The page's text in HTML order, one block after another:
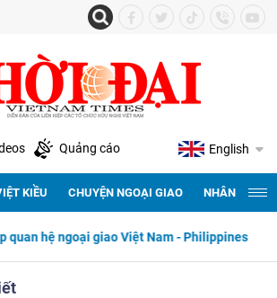
Quảng cáo English
KIỀU CHUYỆN NGOẠI GIAO NHÂN
giao Việt Nam - Philippines 500